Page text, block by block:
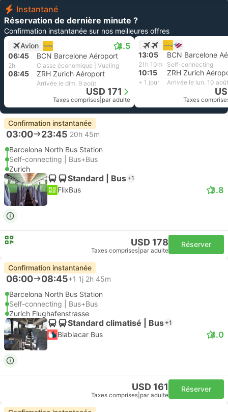
Instantané
Réservation de dernière minute ?
Confirmation instantanée sur nos meilleures offres
Avion
4.5
06:45 BCN Barcelone Aéroport
2h Classe économique | Vueling
08:45 ZRH Zurich Aéroport
Arrivée le dim. 9 août
USD 171
Taxes comprises par adulte
13:05 BCN Barcelone
21h 10m Self-connecting
10:15 ZRH Zurich
+ 1 jour Arrivée le lun. 10 août
Taxes
Confirmation instantanée
03:00 23:45 20h 45m
Barcelona North Bus Station
Self-connecting | Bus+Bus
Zurich
Standard | Bus +1
FlixBus 3.8
USD 178
Taxes comprises par adulte
Réserver
Confirmation instantanée
06:00 08:45+1 1j 2h 45m
Barcelona North Bus Station
Self-connecting | Bus+Bus
Zurich Flughafenstrasse
Standard climatisé | Bus +1
Blablacar Bus 4.0
USD 161
Taxes comprises par adulte
Réserver